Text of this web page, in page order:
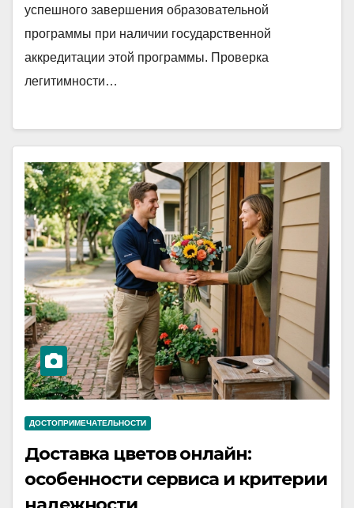
успешного завершения образовательной
программы при наличии государственной
аккредитации этой программы. Проверка
легитимности…
ДОСТОПРИМЕЧАТЕЛЬНОСТИ
Доставка цветов онлайн:
особенности сервиса и критерии